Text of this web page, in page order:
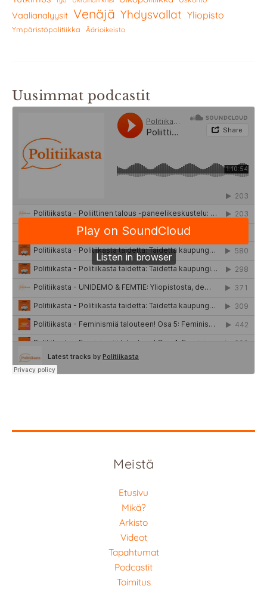
Vaalianalyysit Venäjä Yhdysvallat Yliopisto
Ympäristöpolitiikka Äärioikeisto
Uusimmat podcastit
Meistä
Etusivu
Mikä?
Arkisto
Videot
Tapahtumat
Podcastit
Toimitus